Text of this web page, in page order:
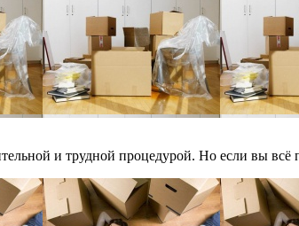
и трудной процедурой. Но если вы всё